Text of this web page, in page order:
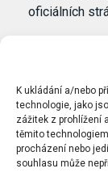
K ukládání a/nebo
technologie, jako
zážitek z prohlížení
těmito
procházení nebo
souhlasu může
oficiálních